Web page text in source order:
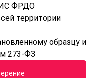
ФРДО
территории
образцу и
273-ФЗ